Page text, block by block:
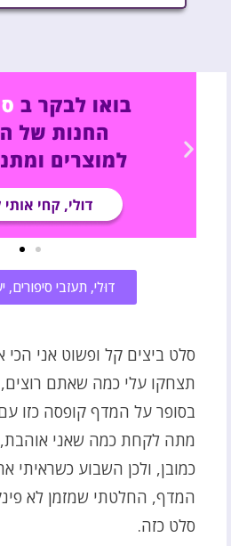
דוּלי, תעזבי סיפורים,
סלט ביצים קל ופשוט אני
תצחקו עלי כמה שאתם
בסופר על המדף קופסה כזו
מתה לקחת כמה שאני
כמובן, ולכן השבוע כשראיתי
המדף, החלטתי שמזמן לא
סלט כזה.